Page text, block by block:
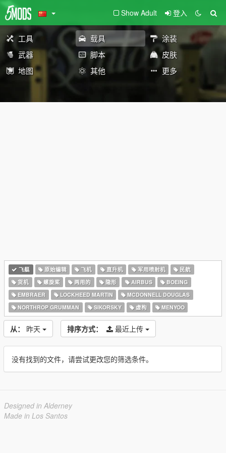
Show Adult 登入
工具 载具
涂装
武器
脚本
皮肤
地图
其他 更多
飞艇 原始编辑 飞机 直升机 军用喷射机
民航
货机
螺旋桨 两用的 隐形 AIRBUS
BOEING
EMBRAER
LOCKHEED MARTIN
MCDONNELL DOUGLAS
NORTHROP GRUMMAN
SIKORSKY 虚构 MENYOO
从： 昨天 排序方式： 最近上传
没有找到的文件，请尝试更改您的筛选条件。
Designed in Alderney
Made in Los Santos